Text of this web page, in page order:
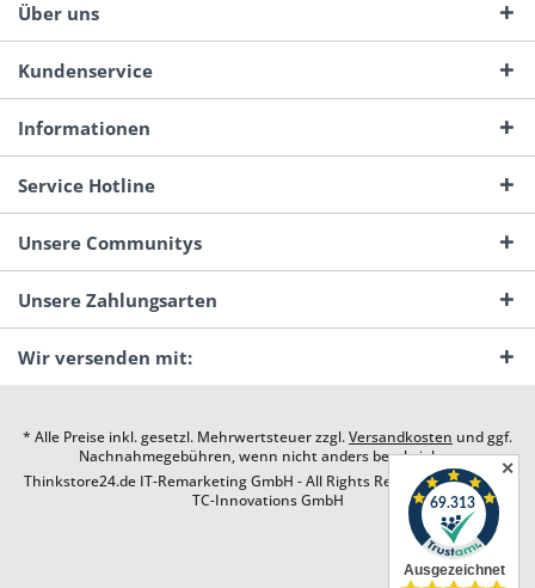
Über uns
Kundenservice
Informationen
Service Hotline
Unsere Communitys
Unsere Zahlungsarten
Wir versenden mit:
* Alle Preise inkl. gesetzl. Mehrwertsteuer zzgl.Versandkosten und ggf.
Nachnahmegebühren, wenn nicht anders beschrieben
Thinkstore24.de IT-Remarketing GmbH - All Rights Reserved. Design by
TC-Innovations GmbH
✕